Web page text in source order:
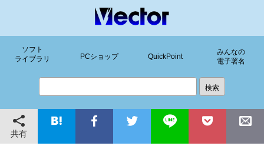
ソフト
ライブラリ
PCショップ QuickPoint
みんなの
電子署名
共有